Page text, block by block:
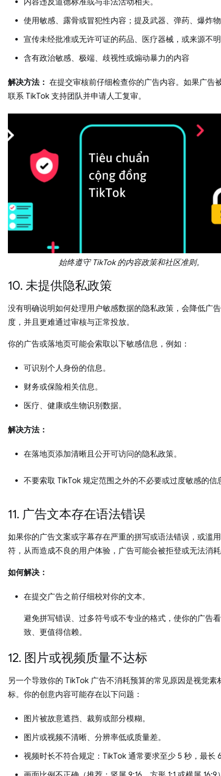
使用敏感、露骨或冒犯性内容；提及武器、弹药、爆炸
宣传未经批准或无许可证的药品、医疗器械，或来源不
含有政治敏感、极端、歧视性或煽动暴力的内容
解决方法： 在提交审核前仔细检查你的广告内容。如果广告
联系 TikTok 支持团队并申请人工复审。
始终遵守 TikTok 的内容政策和社区准则。
10. 未提供隐私政策
没有明确说明如何处理用户敏感数据的隐私政策，会降低广
度，并且更难通过审核与正常投放。
你的广告或落地页可能会索取以下敏感信息，例如：
可识别个人身份的信息。
财务或保险相关信息。
医疗、健康或生物识别数据。
解决方法：
在落地页添加清晰且公开可访问的隐私政策。
不要索取 TikTok 规定范围之外的不必要或过度敏感的信
11. 广告文本存在语法错误
如果你的广告文案或字幕存在严重的拼写或语法错误，或滥
符，从而造成不良的用户体验，广告可能会被拒登或无法消
如何解决：
在提交广告之前仔细校对你的文本。
避免拼写错误、过多符号或不专业的格式，使你的广告
致、更值得信赖。
12. 图片或视频质量不达标
另一个导致你的 TikTok 广告不消耗预算的常见原因是视觉素
标。你的创意内容可能存在以下问题：
图片被故意遮挡、裁剪或部分模糊。
图片或视频不清晰、分辨率低或质量差。
视频时长不符合规定：TikTok 通常要求至少 5 秒，最长